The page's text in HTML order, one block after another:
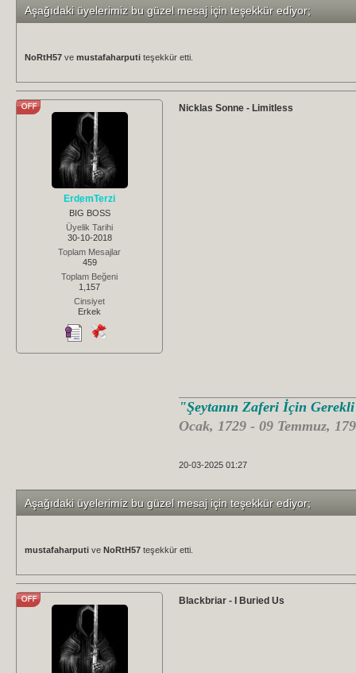
Aşağıdaki üyelerimiz bu güzel mesaj için teşekkür ediyor;
NoRtH57 ve mustafaharputi teşekkür etti.
ErdemTerzi
BIG BOSS
Üyelik Tarihi
30-10-2018
Toplam Mesajlar
459
Toplam Beğeni
1,157
Cinsiyet
Erkek
Nicklas Sonne - Limitless
"Şeytanın Zaferi İçin
Ocak, 1729 - 09 Temmuz,
20-03-2025 01:27
Aşağıdaki üyelerimiz bu güzel mesaj için teşekkür ediyor;
mustafaharputi ve NoRtH57 teşekkür etti.
Blackbriar - I Buried Us